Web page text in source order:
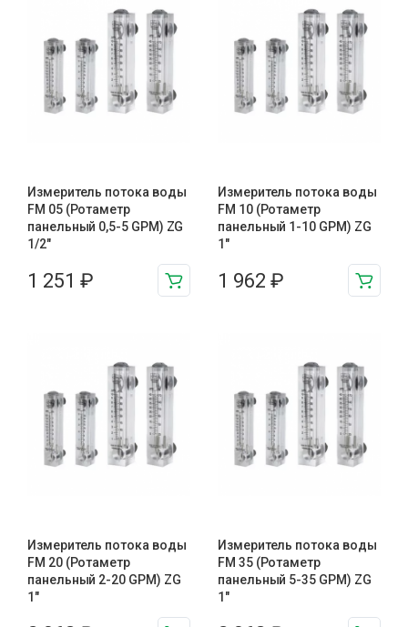
Измеритель потока воды
FM 05 (Ротаметр
панельный 0,5-5 GPM) ZG
1/2″
1 251 ₽
Измеритель потока воды
FM 10 (Ротаметр
панельный 1-10 GPM) ZG
1″
1 962 ₽
Измеритель потока воды
FM 20 (Ротаметр
панельный 2-20 GPM) ZG
1″
Измеритель потока воды
FM 35 (Ротаметр
панельный 5-35 GPM) ZG
1″